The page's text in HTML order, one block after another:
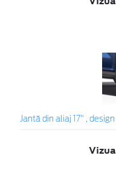
Jantă din aliaj 17" ,